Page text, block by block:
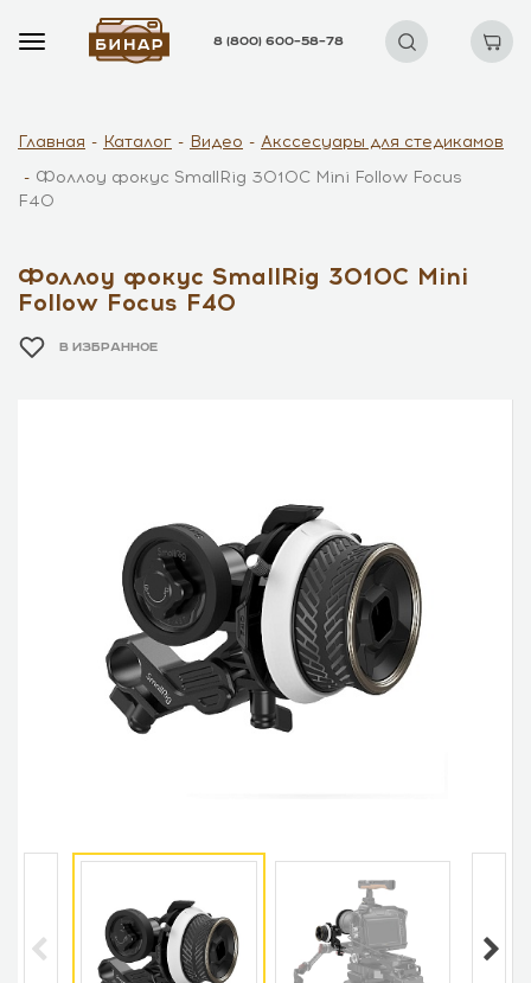
8 (800) 600–58–78
Главная Каталог Видео
Акссесуары для стедикамов
Фоллоу фокус SmallRig 3010C Mini Follow Focus
F40
Фоллоу фокус SmallRig 3010C Mini
Follow Focus F40
В ИЗБРАННОЕ